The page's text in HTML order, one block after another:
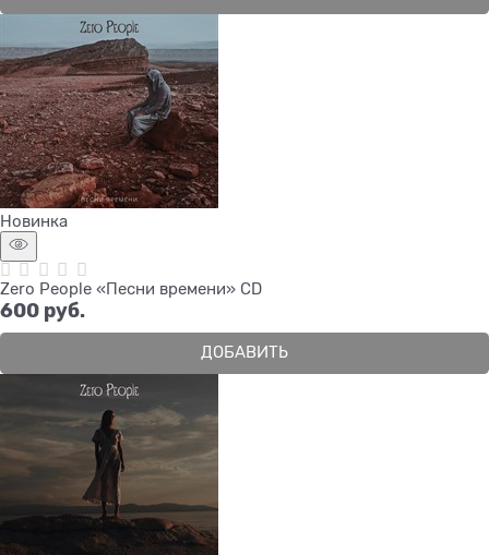
Новинка
Zero People «Песни времени» CD
600 руб.
ДОБАВИТЬ